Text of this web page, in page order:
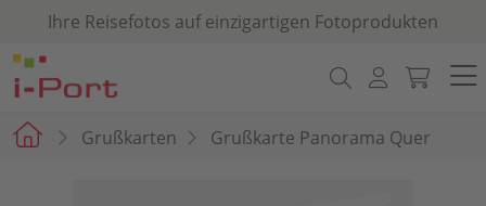
Ihre Reisefotos auf einzigartigen Fotoprodukten
Grußkarten Grußkarte Panorama Quer